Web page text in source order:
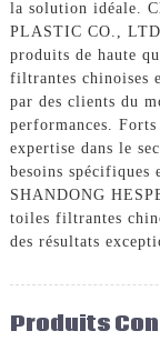
la solution idéale.
PLASTIC CO.,
produits de haute
filtrantes chinoises
par des clients du
performances.
expertise dans le
besoins
SHANDONG
toiles filtrantes
des résultats
Produits